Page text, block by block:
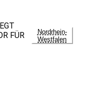
FÜR
Nordrhein-
Westfalen